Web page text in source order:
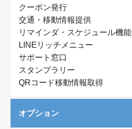
クーポン発行
交通・移動情報提供
リマインダ・スケジュール機能
LINEリッチメニュー
サポート窓口
スタンプラリー
QRコード移動情報取得
オプション